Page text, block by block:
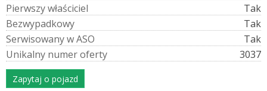
Pierwszywłaściciel
Tak
Bezwypadkowy
Tak
SerwisowanywASO
Tak
Unikalny numeroferty 3037
Zapytaj o pojazd